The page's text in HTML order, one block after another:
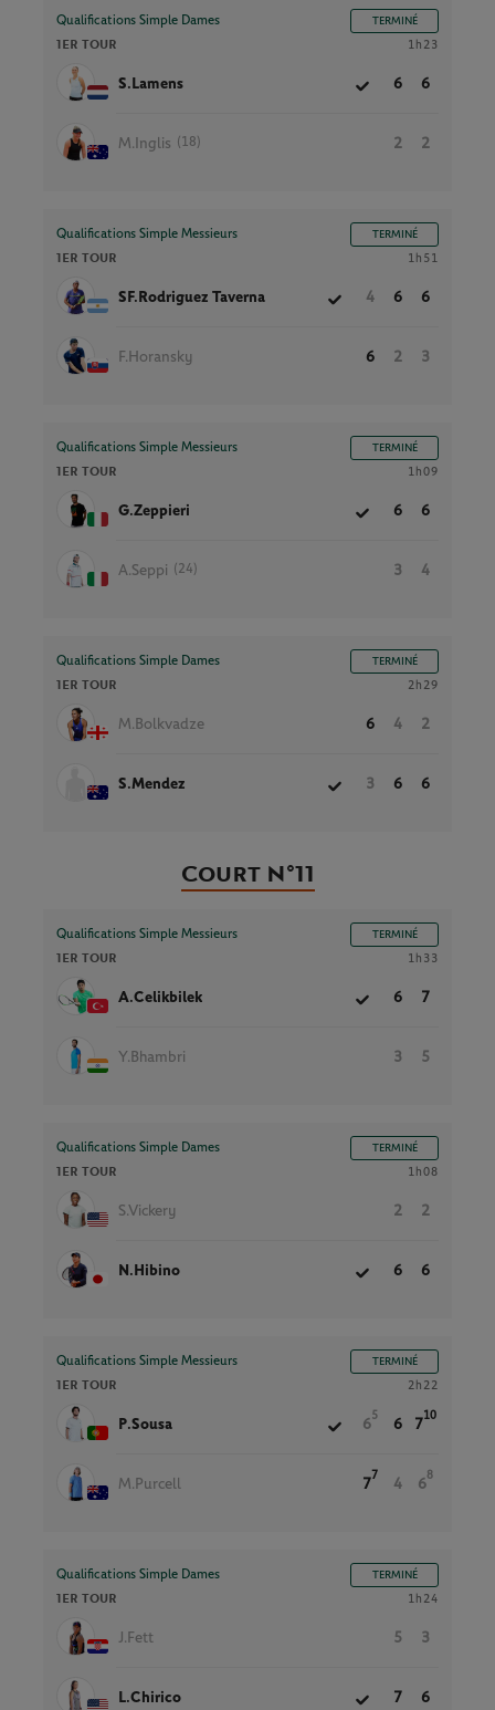
Qualifications Simple Dames TERMINÉ
1ER TOUR 1h23
S.Lamens 6 6
M.Inglis (18) 2 2
Qualifications Simple Messieurs TERMINÉ
1ER TOUR 1h51
SF.Rodriguez Taverna 4 6 6
F.Horansky 6 2 3
Qualifications Simple Messieurs TERMINÉ
1ER TOUR 1h09
G.Zeppieri 6 6
A.Seppi (24) 3 4
Qualifications Simple Dames TERMINÉ
1ER TOUR 2h29
M.Bolkvadze 6 4 2
S.Mendez 3 6 6
Court N°11
Qualifications Simple Messieurs TERMINÉ
1ER TOUR 1h33
A.Celikbilek 6 7
Y.Bhambri 3 5
Qualifications Simple Dames TERMINÉ
1ER TOUR 1h08
S.Vickery 2 2
N.Hibino 6 6
Qualifications Simple Messieurs TERMINÉ
1ER TOUR 2h22
P.Sousa 6
5
6 7
10
M.Purcell 7
7
4 6
8
Qualifications Simple Dames TERMINÉ
1ER TOUR 1h24
J.Fett 5 3
L.Chirico 7 6